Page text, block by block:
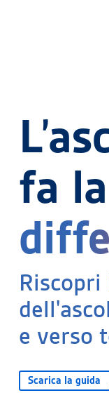
fa la
e verso
Scarica la guida